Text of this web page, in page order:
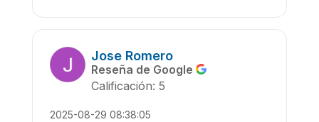
Jose Romero
Reseña de Google
Calificación: 5
2025-08-29 08:38:05